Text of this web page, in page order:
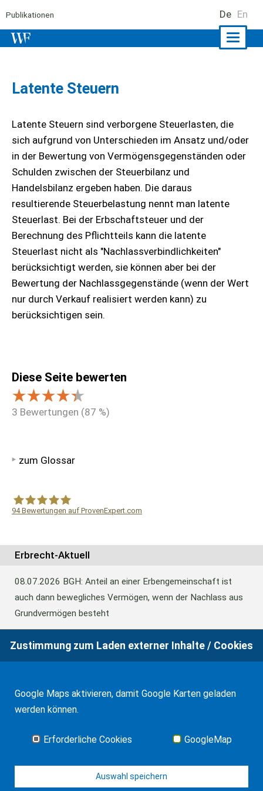
Publikationen De En
Latente Steuern
Latente Steuern sind verborgene Steuerlasten, die
sich aufgrund von Unterschieden im Ansatz und/oder
in der Bewertung von Vermögensgegenständen oder
Schulden zwischen der Steuerbilanz und
Handelsbilanz ergeben haben. Die daraus
resultierende Steuerbelastung nennt man latente
Steuerlast. Bei der Erbschaftsteuer und der
Berechnung des Pflichtteils kann die latente
Steuerlast nicht als "Nachlassverbindlichkeiten"
berücksichtigt werden, sie können aber bei der
Bewertung der Nachlassgegenstände (wenn der Wert
nur durch Verkauf realisiert werden kann) zu
berücksichtigen sein.
Diese Seite bewerten
3 Bewertungen (87 %)
zum Glossar
94Bewertungen auf ProvenExpert.com
Erbrecht-Aktuell
08.07.2026 BGH: Anteil an einer Erbengemeinschaft ist
auch dann bewegliches Vermögen, wenn der Nachlass aus
Grundvermögen besteht
BFH: Abweichende Festsetzung aus
17.03.2026Andalusien: Vergünstigungen bei der
Alle Neuigkeiten
Zustimmung zum Laden externer Inhalte / Cookies
Google Maps aktivieren, damit Google Karten geladen
werden können.
Erforderliche Cookies GoogleMap
Auswahl speichern